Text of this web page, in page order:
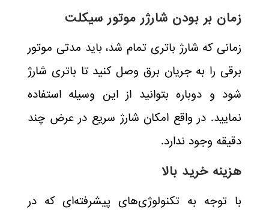
زمان بر بودن شارژر موتور سیکلت
زمانی که شارژ باتری تمام شد، باید مدتی موتور
برقی را به جریان برق وصل کنید تا باتری شارژ
شود و دوباره بتوانید از این وسیله استفاده
نمایید. در واقع امکان شارژ سریع در عرض چند
دقیقه وجود ندارد.
هزینه خرید بالا
با توجه به تکنولوژی‌های پیشرفته‌ای که در